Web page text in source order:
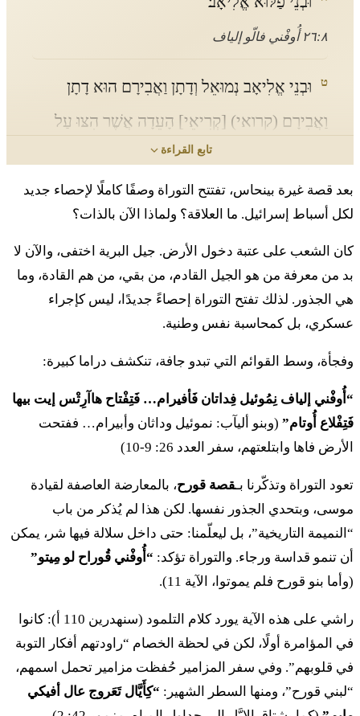
٢٦:٨ أُوفْني فالّو إلياف
ט
וּבְנֵי אֱלִיאָב נְמוּאֵל וְדָתָן וַאֲבִירָם הוּא דָתָן
וַאֲבִירָם (קרואי) [קְרִיאֵי] הָעֵדָה אֲשֶׁר הִצּוּ עַל
מֹשֶׁה וְעַל אַהֲרֹן בַּעֲדַת קֹרַח בְּהַצֹּתָם עַל יְדוָד׃
٩ أُوفْني إلياف نِمُوئيل فِداتان فَأفيرام هُو داتان فَأفيرام
قِريئي هاعِيدا أشير هِتْسو عال مُوشيه فِعال أهَرون بَعَدات
י
וַתִּפְתַּח הָאָרֶץ אֶת פִּיהָ וַתִּבְלַע אֹתָם וְאֶת קֹרַח
בְּמוֹת הָעֵדָה בַּאֲכֹל הָאֵשׁ אֵת חֲמִשִּׁים וּמָאתַיִם
אִישׁ וַיִּהְיוּ לְנֵס׃
١٠ فَتِفْتاح هاآرِتْس إيت بيها فَتِفْلاع أُوتام فِإيت قُوراح بِموت
هاعِيدا بَأخُول هاإيش إيت حَميشيم أُوماتايِم إيش فَيِّهْيو
لِنيس
יא וּבְנֵי קֹרַח לֹא מֵתוּ׃
בְּנֵי שִׁמְעוֹן לְמִשְׁפְּחֹתָם לִנְמוּאֵל מִשְׁפַּחַת
הַנְּמוּאֵלִי לְיָמִין מִשְׁפַּחַת הַיָּמִינִי לְיָכִין מִשְׁפַּחַת
הַיָּכִינִי׃
١٢ بْني شِمْعون لِمِشْبِحوتام لِنْمُوئيل مِشْباحات هَنِّمُوئيلي
لِيَمين مِشْباحات هَيَّميني لِيَخين مِشْباحات هَيَّخيني
تابع القراءة
بعد قصة غيرة بينحاس، تفتتح التوراة وصفًا كاملًا لإحصاء جديد
لكل أسباط إسرائيل. ما العلاقة؟ ولماذا الآن بالذات؟
كان الشعب على عتبة دخول الأرض. جيل البرية اختفى، والآن لا
بد من معرفة من هو الجيل القادم، من بقي، من هم القادة، وما
هي الجذور. لذلك تفتح التوراة إحصاءً جديدًا، ليس كإجراء
عسكري، بل كمحاسبة نفس وطنية.
وفجأة، وسط القوائم التي تبدو جافة، تنكشف دراما كبيرة:
“أُوفْني إلياف نِمُوئيل فِداتان فَأفيرام… فَتِفْتاح هاآرِتْس إيت بيها
فَتِفْلاع أُوتام” (وبنو أليآب: نموئيل وداثان وأبيرام… ففتحت
الأرض فاها وابتلعتهم، سفر العدد 26: 9-10)
تعود التوراة وتذكّرنا بـقصة قورح، بالمعارضة العاصفة لقيادة
موسى، وبتحدي الجذور نفسها. لكن هذا لم يُذكر من باب
“النميمة التاريخية”، بل ليعلّمنا: حتى داخل سلالة فيها شر، يمكن
أن تنمو قداسة ورجاء. والتوراة تؤكد: “أُوفْني قُوراح لو مِيتو”
(وأما بنو قورح فلم يموتوا، الآية 11).
راشي على هذه الآية يورد كلام التلمود (سنهدرين 110 أ): كانوا
في المؤامرة أولًا، لكن في لحظة الخصام “راودتهم أفكار التوبة
في قلوبهم”. وفي سفر المزامير حُفظت مزامير تحمل اسمهم،
“لبني قورح”، ومنها السطر الشهير: “كِأَيَّال تَعَروج عال أفيكي